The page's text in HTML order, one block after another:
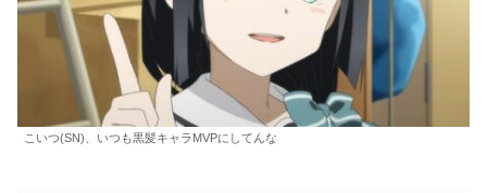
こいつ(SN)、いつも黒髪キャラMVPにしてんな